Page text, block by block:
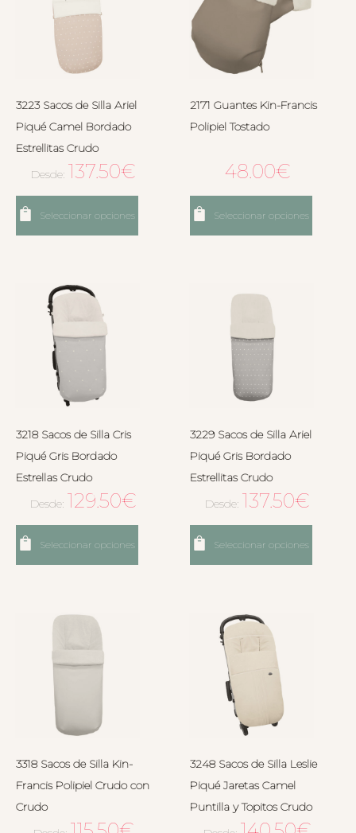
3223 Sacos de Silla Ariel
Piqué Camel Bordado
Estrellitas Crudo
Desde: 137.50€
Seleccionar opciones
2171 Guantes Kin-Francis
Polipiel Tostado
48.00€
Seleccionar opciones
3218 Sacos de Silla Cris
Piqué Gris Bordado
Estrellas Crudo
Desde: 129.50€
Seleccionar opciones
3229 Sacos de Silla Ariel
Piqué Gris Bordado
Estrellitas Crudo
Desde: 137.50€
Seleccionar opciones
3318 Sacos de Silla Kin-
Francis Polipiel Crudo con
Crudo
3248 Sacos de Silla Leslie
Piqué Jaretas Camel
Puntilla y Topitos Crudo